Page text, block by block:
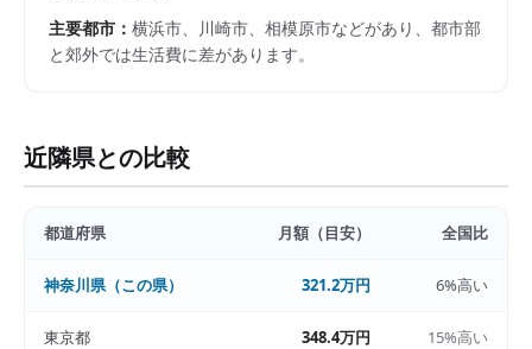
主要都市： 横浜市、川崎市、相模原市などがあり、都市部
と郊外では生活費に差があります。
近隣県との比較
都道府県 月額（目安） 全国比
神奈川県（この県） 321.2万円 6%高い
東京都 348.4万円 15%高い